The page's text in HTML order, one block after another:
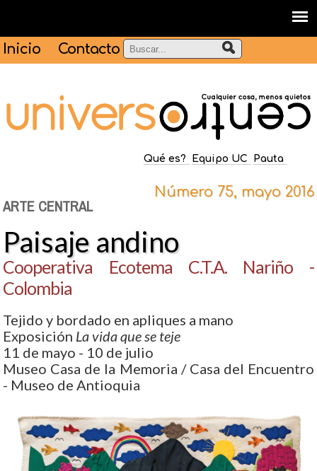
Inicio Contacto
Qué es? Equipo UC Pauta
Número 75, mayo 2016
ARTE CENTRAL
Paisaje andino
Cooperativa Ecotema C.T.A. Nariño -
Colombia
Tejido y bordado en apliques a mano
Exposición La vida que se teje
11 de mayo - 10 de julio
Museo Casa de la Memoria / Casa del Encuentro
- Museo de Antioquia